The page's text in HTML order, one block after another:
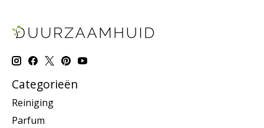
Categorieën
Reiniging
Parfum